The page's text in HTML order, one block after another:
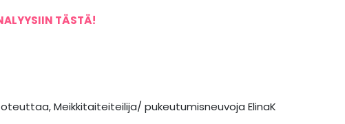
TÄSTÄ!
Meikkitaiteiteilija/ pukeutumisneuvoja ElinaK